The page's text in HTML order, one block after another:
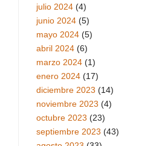
julio 2024 (4)
junio 2024 (5)
mayo 2024 (5)
abril 2024 (6)
marzo 2024 (1)
enero 2024 (17)
diciembre 2023 (14)
noviembre 2023 (4)
octubre 2023 (23)
septiembre 2023 (43)